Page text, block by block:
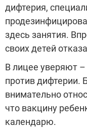
дифтерия,
здесь занятия.
своих детей
В лицее уверяют
против дифтерии.
внимательно
что вакцину
календарю.